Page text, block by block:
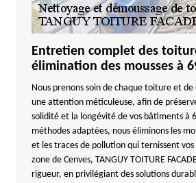
Entretien complet des
élimination des mousses à
Nous prenons soin de chaque toiture et
une attention méticuleuse, afin de
solidité et la longévité de vos bâtiments à
méthodes adaptées, nous éliminons les
et les traces de pollution qui ternissent vos
zone de Cenves, TANGUY TOITURE
rigueur, en privilégiant des solutions